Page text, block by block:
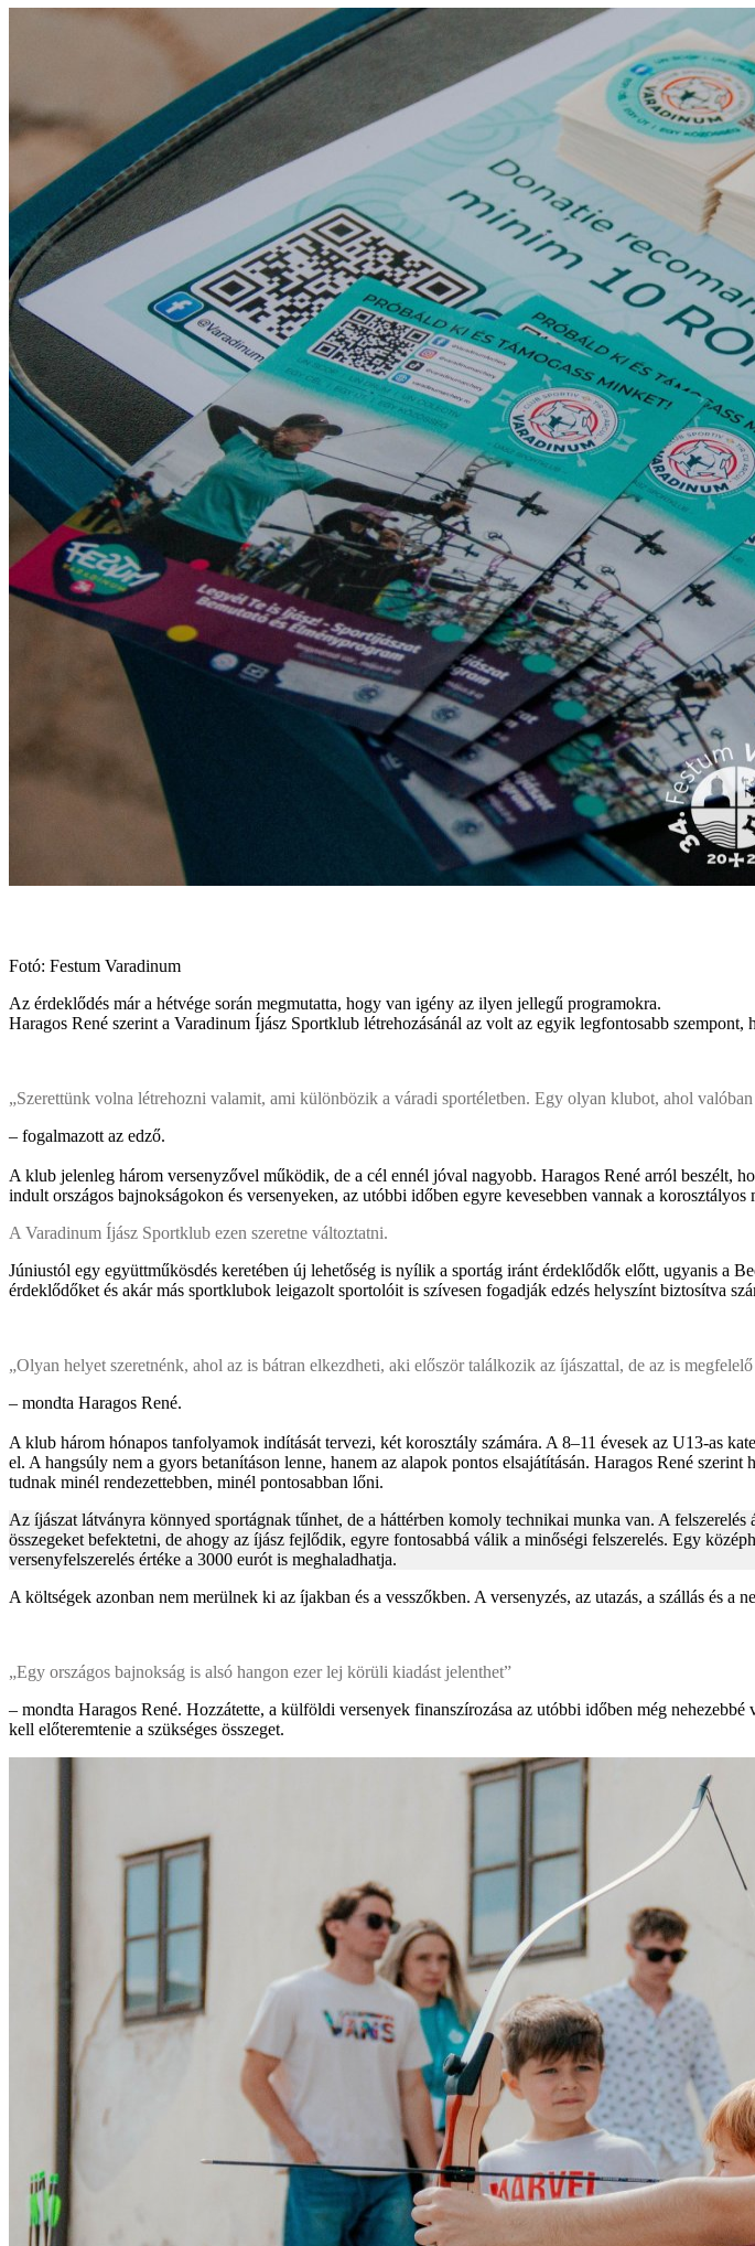
Fotó: Festum Varadinum
Az érdeklődés már a hétvége során megmutatta, hogy van igény az ilyen jellegű programokra.
Haragos René szerint a Varadinum Íjász Sportklub létrehozásánál az volt az egyik legfontosabb
„Szerettünk volna létrehozni valamit, ami különbözik a váradi sportéletben. Egy olyan klubot, ahol
– fogalmazott az edző.
A klub jelenleg három versenyzővel működik, de a cél ennél jóval nagyobb. Haragos René arról beszélt,
indult országos bajnokságokon és versenyeken, az utóbbi időben egyre kevesebben vannak a korosztályos
A Varadinum Íjász Sportklub ezen szeretne változtatni.
Júniustól egy együttműkösdés keretében új lehetőség is nyílik a sportág iránt érdeklődők előtt, ugyanis a
érdeklődőket és akár más sportklubok leigazolt sportolóit is szívesen fogadják edzés helyszínt biztosítva
„Olyan helyet szeretnénk, ahol az is bátran elkezdheti, aki először találkozik az íjászattal, de az is
– mondta Haragos René.
A klub három hónapos tanfolyamok indítását tervezi, két korosztály számára. A 8–11 évesek az U13-as
el. A hangsúly nem a gyors betanításon lenne, hanem az alapok pontos elsajátításán. Haragos René
tudnak minél rendezettebben, minél pontosabban lőni.
Az íjászat látványra könnyed sportágnak tűnhet, de a háttérben komoly technikai munka van. A
összegeket befektetni, de ahogy az íjász fejlődik, egyre fontosabbá válik a minőségi felszerelés. Egy
versenyfelszerelés értéke a 3000 eurót is meghaladhatja.
A költségek azonban nem merülnek ki az íjakban és a vesszőkben. A versenyzés, az utazás, a szállás és a
„Egy országos bajnokság is alsó hangon ezer lej körüli kiadást jelenthet”
– mondta Haragos René. Hozzátette, a külföldi versenyek finanszírozása az utóbbi időben még
kell előteremtenie a szükséges összeget.